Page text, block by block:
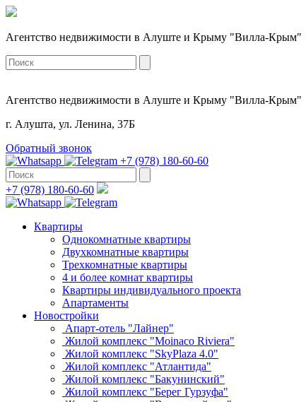
Агентство недвижимости в Алуште и Крыму "Вилла-Крым"
Агентство недвижимости в Алуште и Крыму "Вилла-Крым"
г. Алушта, ул. Ленина, 37Б
Обратный звонок
+7 (978) 180-60-60
+7 (978) 180-60-60
Квартиры
Однокомнатные квартиры
Двухкомнатные квартиры
Трехкомнатные квартиры
4 и более комнат квартиры
Квартиры индивидуального проекта
Апартаменты
Новостройки
Апарт-отель "Лайнер"
Жилой комплекс "Moinaco Riviera"
Жилой комплекс "SkyPlaza 4.0"
Жилой комплекс "Атлантида"
Жилой комплекс "Бакунинский"
Жилой комплекс "Берег Гурзуфа"